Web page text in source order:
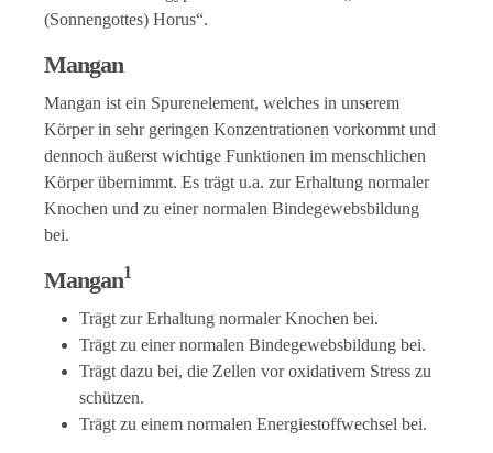
(Sonnengottes) Horus“.
Mangan
Mangan ist ein Spurenelement, welches in unserem
Körper in sehr geringen Konzentrationen vorkommt und
dennoch äußerst wichtige Funktionen im menschlichen
Körper übernimmt. Es trägt u.a. zur Erhaltung normaler
Knochen und zu einer normalen Bindegewebsbildung
bei.
Mangan1
Trägt zur Erhaltung normaler Knochen bei.
Trägt zu einer normalen Bindegewebsbildung bei.
Trägt dazu bei, die Zellen vor oxidativem Stress zu
schützen.
Trägt zu einem normalen Energiestoffwechsel bei.